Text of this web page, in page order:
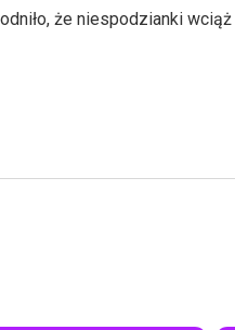
że niespodzianki